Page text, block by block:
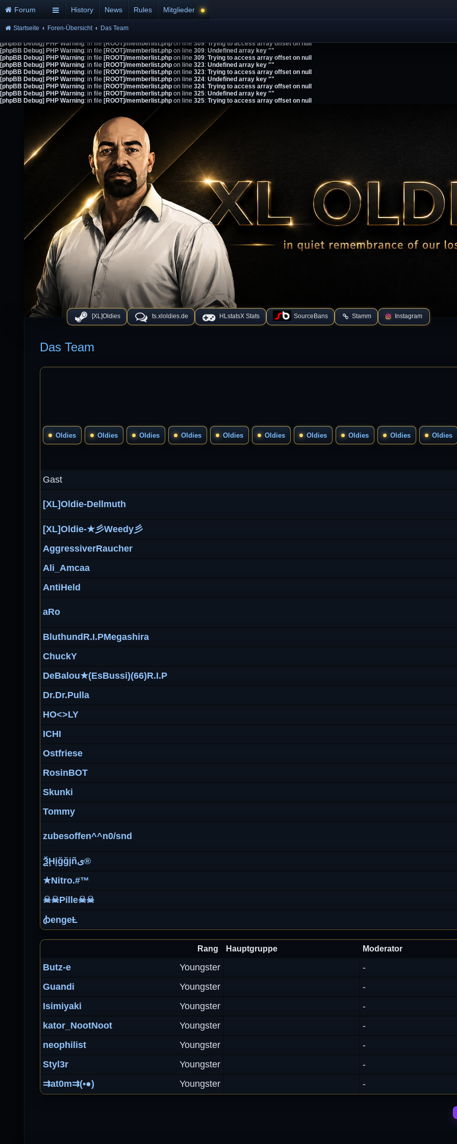
[phpBB Debug] PHP Warning: in file[ROOT]/memberlist.phpon line309:Trying to access array offset on null
[phpBB Debug] PHP Warning: in file [ROOT]/memberlist.php on line 309: Undefined array key ""
[phpBB Debug] PHP Warning: in file [ROOT]/memberlist.php on line 309: Trying to access array offset on null
[phpBB Debug] PHP Warning: in file [ROOT]/memberlist.php on line 323: Undefined array key ""
[phpBB Debug] PHP Warning: in file [ROOT]/memberlist.php on line 323: Trying to access array offset on null
[phpBB Debug] PHP Warning: in file [ROOT]/memberlist.php on line 324: Undefined array key ""
[phpBB Debug] PHP Warning: in file [ROOT]/memberlist.php on line 324: Trying to access array offset on null
[phpBB Debug] PHP Warning: in file [ROOT]/memberlist.php on line 325: Undefined array key ""
[phpBB Debug] PHP Warning: in file [ROOT]/memberlist.php on line 325: Trying to access array offset on null
[XL]Oldies ts.xloldies.de HLstatsX Stats SourceBans Stamm Instagram
Forum History News Rules Mitglieder
Startseite Foren-Übersicht Das Team
Das Team
Oldies Oldies Oldies Oldies Oldies Oldies Oldies Oldies Oldies Oldies
Gast
[XL]Oldie-Dellmuth
[XL]Oldie-★彡Weedy彡
AggressiverRaucher
Ali_Amcaa
AntiHeld
aRo
BluthundR.I.PMegashira
ChuckY
DeBalou★(EsBussi)(66)R.I.P
Dr.Dr.Pulla
HO<>LY
ICHI
Ostfriese
RosinBOT
Skunki
Tommy
zubesoffen^^n0/snd
ѮḨįğğįñى®
★Nitro.#™
☠☠Pille☠☠
ꞗengeȽ
Rang Hauptgruppe Moderator
Youngster
Butz-e
-
Youngster
Guandi
-
Youngster
Isimiyaki
-
Youngster
kator_NootNoot
-
Youngster
neophilist
-
Youngster
Styl3r
-
Youngster
⇉at0m⇉(•●) -